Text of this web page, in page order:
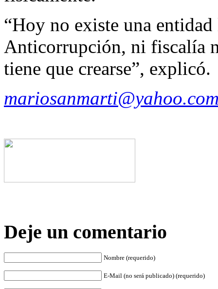
“Hoy no existe una
Anticorrupción, ni fiscalía
tiene que crearse”, explicó.
Deje un comentario
Nombre (requerido)
E-Mail (no será publicado) (requerido)